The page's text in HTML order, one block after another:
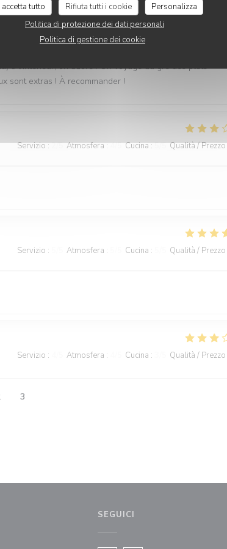
accetta tutto Rifiuta tutti i cookie
Personalizza
Politica di protezione dei dati personali
Politica di gestione dei cookie
Servizio:4/5 Atmosfera:5/5 Cucina:5/5
à l’intérieur, on adore ! On voyage au gré des plats
sont extras ! À recommander !
Servizio:2/5 Atmosfera:4/5 Cucina:5/5 Qualità / Prezzo
Servizio : Atmosfera : Cucina : Qualità / Prezzo
Servizio : Atmosfera : Cucina : Qualità / Prezzo
3
SEGUICI